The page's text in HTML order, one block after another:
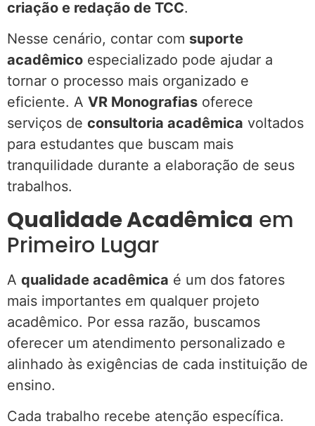
criação e redação de TCC.
Nesse cenário, contar com suporte
acadêmico especializado pode ajudar a
tornar o processo mais organizado e
eficiente. A VR Monografias oferece
serviços de consultoria acadêmica voltados
para estudantes que buscam mais
tranquilidade durante a elaboração de seus
trabalhos.
Qualidade Acadêmica em
Primeiro Lugar
A qualidade acadêmica é um dos fatores
mais importantes em qualquer projeto
acadêmico. Por essa razão, buscamos
oferecer um atendimento personalizado e
alinhado às exigências de cada instituição de
ensino.
Cada trabalho recebe atenção específica.